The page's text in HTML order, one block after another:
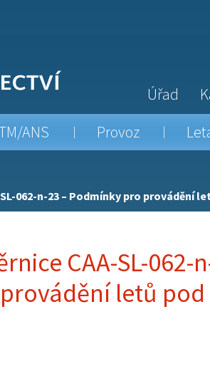
Úřad
ANS Provoz
062-n-23 – Podmínky pro provádění
CAA-SL-062-
letů